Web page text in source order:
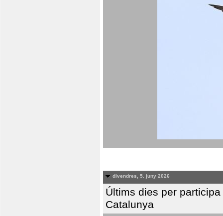
divendres, 5. juny 2026
Últims dies per
Catalunya